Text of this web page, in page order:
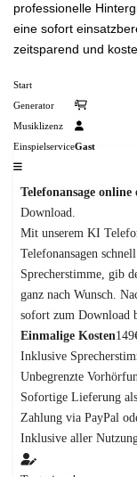
professionelle
eine sofort
zeitsparend und